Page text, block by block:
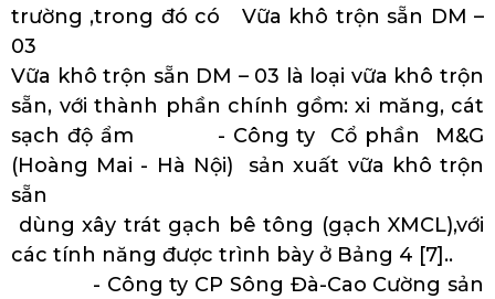
trường ,trong đó có Vữa khô trộn sẵn DM –
03
Vữa khô trộn sẵn DM – 03 là loại vữa khô trộn
sẵn, với thành phần chính gồm: xi măng, cát
sạch độ ẩm - Công ty Cổ phần M&G
(Hoàng Mai - Hà Nội) sản xuất vữa khô trộn
sẵn
dùng xây trát gạch bê tông (gạch XMCL),với
các tính năng được trình bày ở Bảng 4 [7]..
- Công ty CP Sông Đà-Cao Cường sản